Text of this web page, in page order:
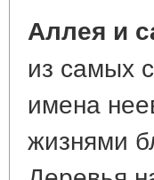
Аллея и
из самых
имена
жизнями